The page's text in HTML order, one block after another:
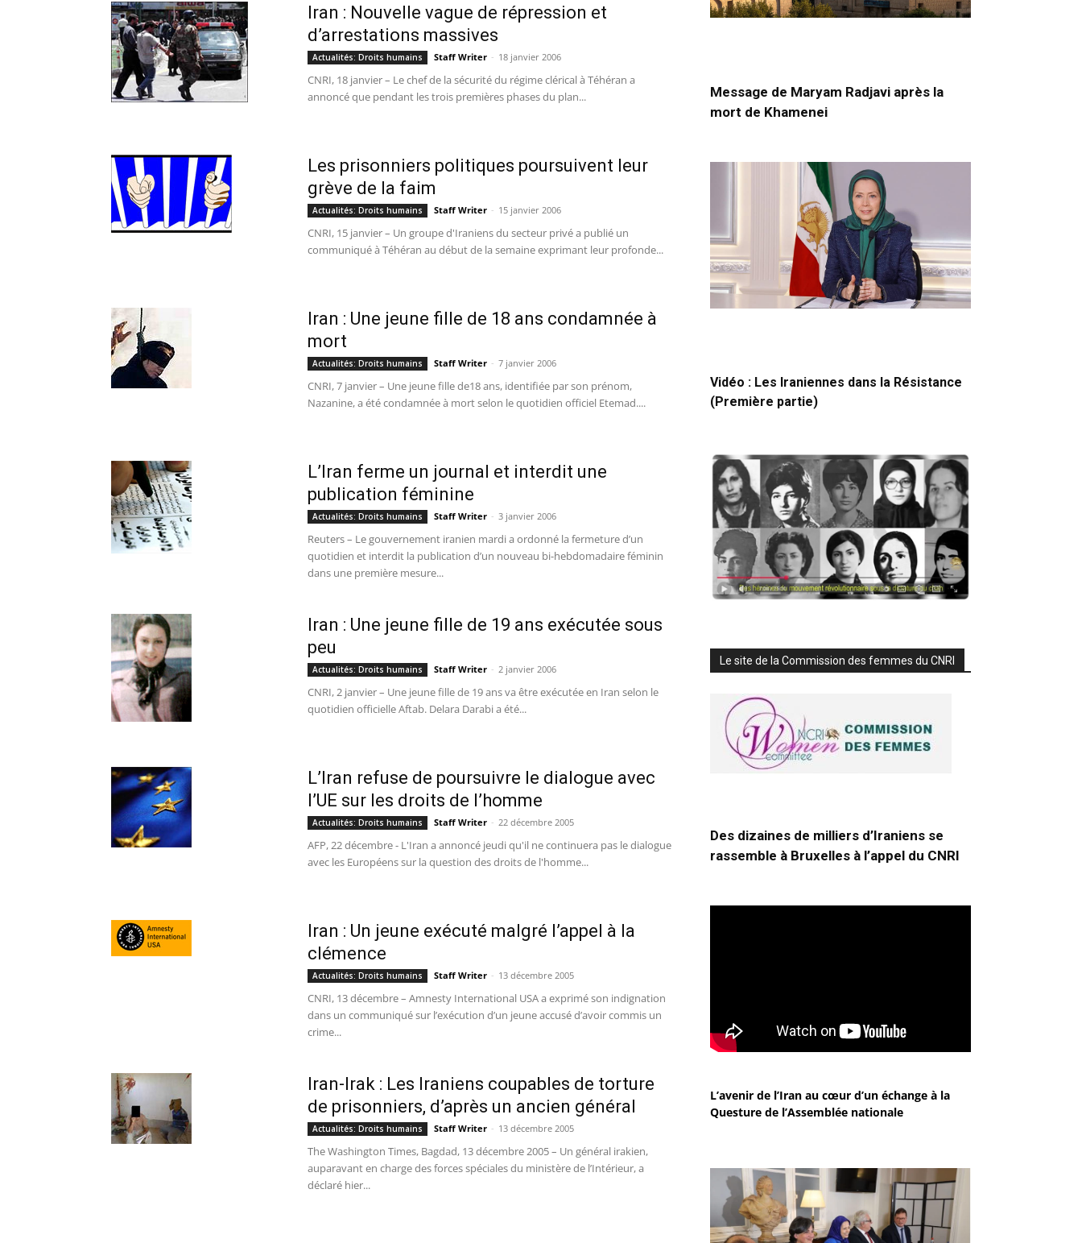
Iran : Nouvelle vague de répression et
d’arrestations massives
Actualités: Droits humains Staff Writer - 18 janvier 2006
CNRI, 18 janvier – Le chef de la sécurité du régime clérical à Téhéran a
annoncé que pendant les trois premières phases du plan...
Les prisonniers politiques poursuivent leur
grève de la faim
Actualités: Droits humains Staff Writer - 15 janvier 2006
CNRI, 15 janvier – Un groupe d'Iraniens du secteur privé a publié un
communiqué à Téhéran au début de la semaine exprimant leur profonde...
Iran : Une jeune fille de 18 ans condamnée à
mort
Actualités: Droits humains Staff Writer - 7 janvier 2006
CNRI, 7 janvier – Une jeune fille de18 ans, identifiée par son prénom,
Nazanine, a été condamnée à mort selon le quotidien officiel Etemad....
L’Iran ferme un journal et interdit une
publication féminine
Actualités: Droits humains Staff Writer - 3 janvier 2006
Reuters – Le gouvernement iranien mardi a ordonné la fermeture d’un
quotidien et interdit la publication d’un nouveau bi-hebdomadaire féminin
dans une première mesure...
Iran : Une jeune fille de 19 ans exécutée sous
peu
Actualités: Droits humains Staff Writer - 2 janvier 2006
CNRI, 2 janvier – Une jeune fille de 19 ans va être exécutée en Iran selon le
quotidien officielle Aftab. Delara Darabi a été...
L’Iran refuse de poursuivre le dialogue avec
l’UE sur les droits de l’homme
Actualités: Droits humains Staff Writer - 22 décembre 2005
AFP, 22 décembre - L'Iran a annoncé jeudi qu'il ne continuera pas le dialogue
avec les Européens sur la question des droits de l'homme...
Iran : Un jeune exécuté malgré l’appel à la
clémence
Actualités: Droits humains Staff Writer - 13 décembre 2005
CNRI, 13 décembre – Amnesty International USA a exprimé son indignation
dans un communiqué sur l’exécution d’un jeune accusé d’avoir commis un
crime...
Iran-Irak : Les Iraniens coupables de torture
de prisonniers, d’après un ancien général
Actualités: Droits humains Staff Writer - 13 décembre 2005
The Washington Times, Bagdad, 13 décembre 2005 – Un général irakien,
auparavant en charge des forces spéciales du ministère de l’Intérieur, a
déclaré hier...
Message de Maryam Radjavi après la
mort de Khamenei
Vidéo : Les Iraniennes dans la Résistance
(Première partie)
Le site de la Commission des femmes du CNRI
Des dizaines de milliers d’Iraniens se
rassemble à Bruxelles à l’appel du CNRI
L’avenir de l’Iran au cœur d’un échange à la
Questure de l’Assemblée nationale